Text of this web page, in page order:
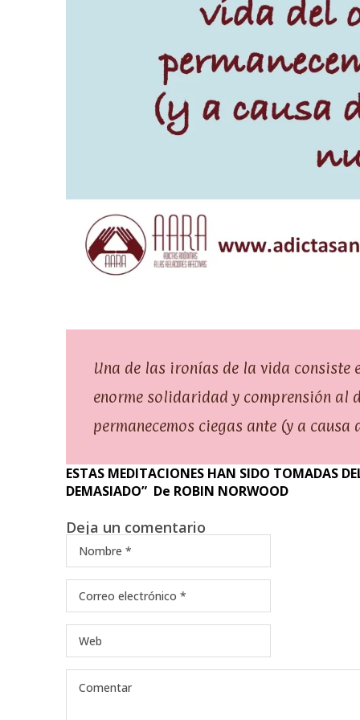
Una de las ironías de la vida consiste
enorme solidaridad y comprensión al
permanecemos ciegas ante (y a
ESTAS MEDITACIONES HAN SIDO TOMADAS
DEMASIADO” De ROBIN NORWOOD
Deja un comentario